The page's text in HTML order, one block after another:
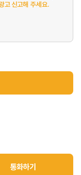
고 신고해 주세요.
통화하기